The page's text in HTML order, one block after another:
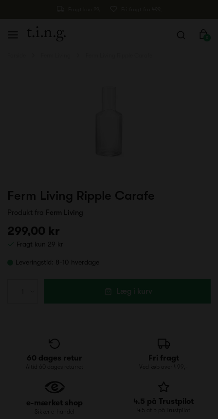
0
Ferm Living Ripple Carafe
Produkt fra Ferm Living
299,00 kr
Fragt kun 29 kr
Leveringstid: 8-10 hverdage
Læg i kurv
60 dages retur
Altid 60 dages returret
Fri fragt
Ved køb over 499,-
e-mærket shop
Sikker e-handel
4.5 på Trustpilot
4.5 af 5 på Trustpilot